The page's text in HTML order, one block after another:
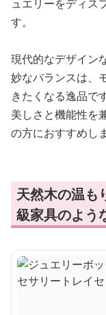
ュエリーをディス
す。
現代的なデザイン
妙なバランスは、
きたくなる逸品です
美しさと機能性を
の方におすすめし
天然木の温も
級家具のよう